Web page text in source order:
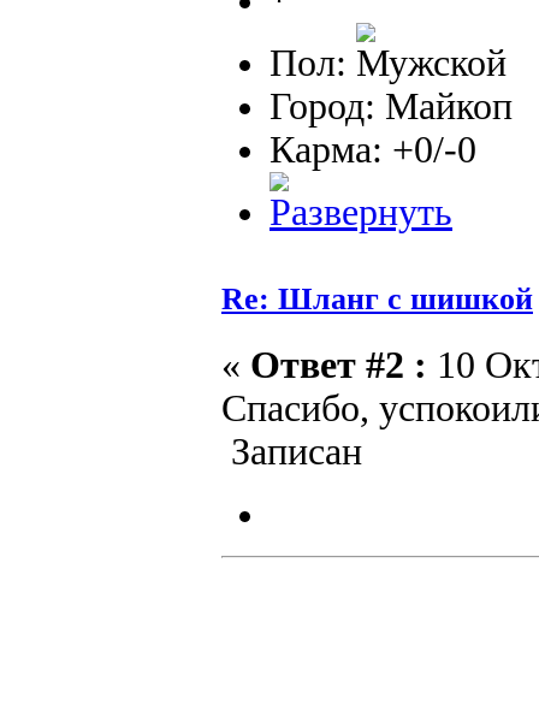
Пол:
Город: Майкоп
Карма: +0/-0
Re: Шланг с шишкой
« Ответ #2 : 10
Спасибо,
Записан